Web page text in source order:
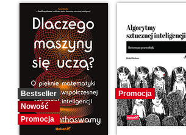
Bestseller
Nowość
Promocja
Promocja